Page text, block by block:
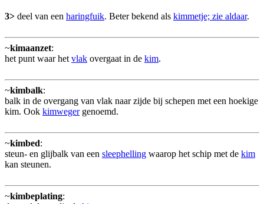
3> deel van een haringfuik. Beter bekend als kimmetje; zie aldaar.
~kimaanzet:
het punt waar het vlak overgaat in de kim.
~kimbalk:
balk in de overgang van vlak naar zijde bij schepen met een hoekige
kim. Ook kimwegergenoemd.
~kimbed:
steun- en glijbalk van een sleephelling waarop het schip met de kim
kan steunen.
~kimbeplating: